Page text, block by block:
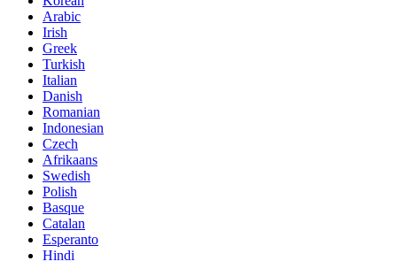
Arabic
Irish
Greek
Turkish
Italian
Danish
Romanian
Indonesian
Czech
Afrikaans
Swedish
Polish
Basque
Catalan
Esperanto
Hindi